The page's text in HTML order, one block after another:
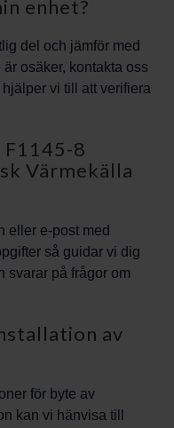
enhet?
del och jämför med
osäker, kontakta oss
vi till att verifiera
8
Värmekälla
eller e-post med
så guidar vi dig
svarar på frågor om
av
för byte av
kan vi hänvisa till